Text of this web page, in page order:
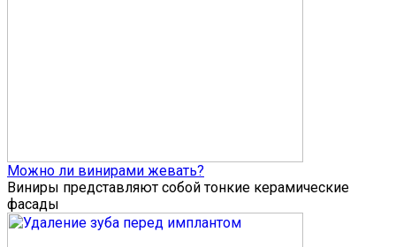
Можно ли винирами жевать?
Виниры представляют собой тонкие керамические
фасады